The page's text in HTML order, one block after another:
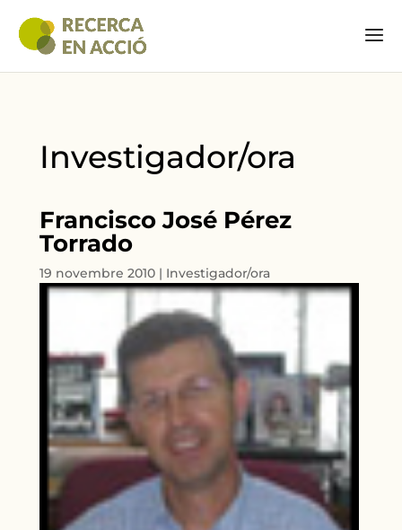
Investigador/ora
Francisco José Pérez
Torrado
19 novembre 2010 | Investigador/ora